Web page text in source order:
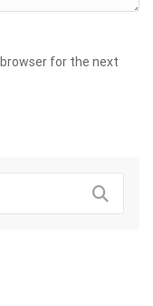
for the next